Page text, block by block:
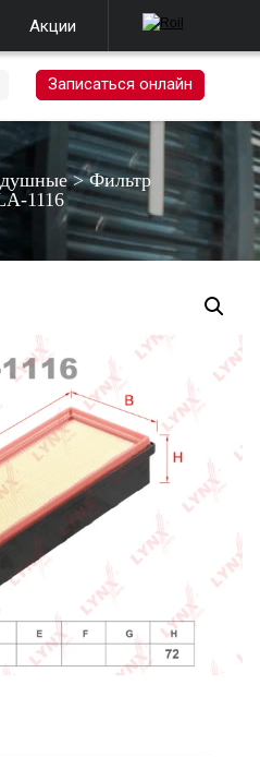
Акции
Записаться онлайн
>Фильтр
1116